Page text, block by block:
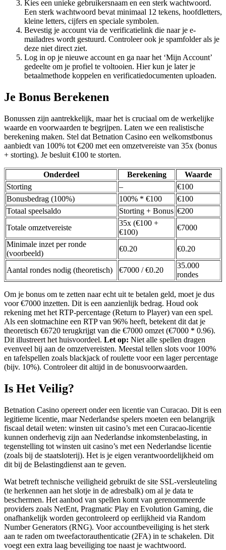
Kies een unieke gebruikersnaam en een sterk wachtwoord.
Een sterk wachtwoord bevat minimaal 12 tekens, hoofdletters,
kleine letters, cijfers en speciale symbolen.
Bevestig je account via de verificatielink die naar je e-
mailadres wordt gestuurd. Controleer ook je spamfolder als je
deze niet direct ziet.
Log in op je nieuwe account en ga naar het ‘Mijn Account’
gedeelte om je profiel te voltooien. Hier kun je later je
betaalmethode koppelen en verificatiedocumenten uploaden.
Je Bonus Berekenen
Bonussen zijn aantrekkelijk, maar het is cruciaal om de werkelijke
waarde en voorwaarden te begrijpen. Laten we een realistische
berekening maken. Stel dat Betnation Casino een welkomstbonus
aanbiedt van 100% tot €200 met een omzetvereiste van 35x (bonus
+ storting). Je besluit €100 te storten.
Onderdeel Berekening
Waarde
Storting
–
€100
Bonusbedrag (100%)
100% * €100
€100
Totaal speelsaldo
Storting + Bonus €200
Totale omzetvereiste
35x (€100 +
€100)
€7000
Minimale inzet per ronde
(voorbeeld)
€0.20 €0.20
Aantal rondes nodig (theoretisch) €7000 / €0.20
35.000
rondes
Om je bonus om te zetten naar echt uit te betalen geld, moet je dus
voor €7000 inzetten. Dit is een aanzienlijk bedrag. Houd ook
rekening met het RTP-percentage (Return to Player) van een spel.
Als een slotmachine een RTP van 96% heeft, betekent dit dat je
theoretisch €6720 terugkrijgt van die €7000 omzet (€7000 * 0.96).
Dit illustreert het huisvoordeel. Let op: Niet alle spellen dragen
evenveel bij aan de omzetvereisten. Meestal tellen slots voor 100%
en tafelspellen zoals blackjack of roulette voor een lager percentage
(bijv. 10%). Controleer dit altijd in de bonusvoorwaarden.
Is Het Veilig?
Betnation Casino opereert onder een licentie van Curacao. Dit is een
legitieme licentie, maar Nederlandse spelers moeten een belangrijk
fiscaal detail weten: winsten uit casino’s met een Curacao-licentie
kunnen onderhevig zijn aan Nederlandse inkomstenbelasting, in
tegenstelling tot winsten uit casino’s met een Nederlandse licentie
(zoals bij de staatsloterij). Het is je eigen verantwoordelijkheid om
dit bij de Belastingdienst aan te geven.
Wat betreft technische veiligheid gebruikt de site SSL-versleuteling
(te herkennen aan het slotje in de adresbalk) om al je data te
beschermen. Het aanbod van spellen komt van gerenommeerde
providers zoals NetEnt, Pragmatic Play en Evolution Gaming, die
onafhankelijk worden gecontroleerd op eerlijkheid via Random
Number Generators (RNG). Voor accountbeveiliging is het sterk
aan te raden om tweefactorauthenticatie (2FA) in te schakelen. Dit
voegt een extra laag beveiliging toe naast je wachtwoord.